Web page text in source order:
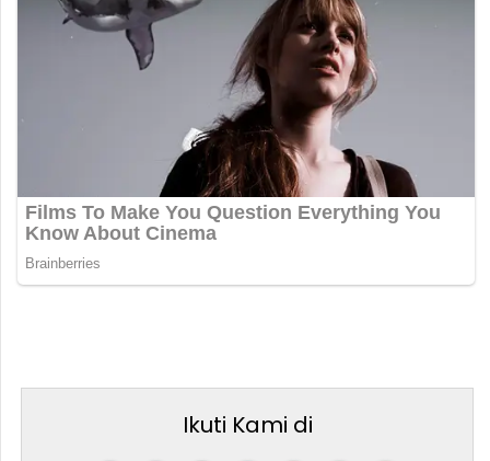
Ikuti Kami di